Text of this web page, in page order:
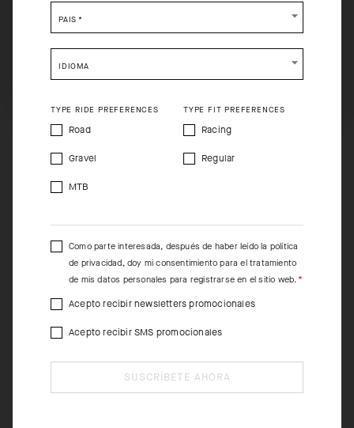
Please be advised that changing your location while
shopping will remove all contents from shopping bag.
PAÍS *
IDIOMA
TYPE RIDE PREFERENCES
Road
Gravel
MTB
TYPE FIT PREFERENCES
Racing
Regular
Como parte interesada, después de haber leído la política
de privacidad, doy mi consentimiento para el tratamiento
de mis datos personales para registrarse en el sitio web.
Acepto recibir newsletters promocionales
Acepto recibir SMS promocionales
SUSCRÍBETE AHORA